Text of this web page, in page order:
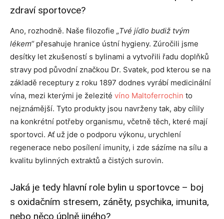
zdraví sportovce?
Ano, rozhodně. Naše filozofie „Tvé jídlo budiž tvým
lékem“přesahuje hranice ústní hygieny. Zúročili jsme
desítky let zkušeností s bylinami a vytvořili řadu doplňků
stravy pod původní značkou Dr. Svatek, pod kterou se na
základě receptury z roku 1897 dodnes vyrábí medicinální
vína, mezi kterými je železité víno Maltoferrochin to
nejznámější. Tyto produkty jsou navrženy tak, aby cílily
na konkrétní potřeby organismu, včetně těch, které mají
sportovci. Ať už jde o podporu výkonu, urychlení
regenerace nebo posílení imunity, i zde sázíme na sílu a
kvalitu bylinných extraktů a čistých surovin.
Jaká je tedy hlavní role bylin u sportovce – boj
s oxidačním stresem, záněty, psychika, imunita,
nebo něco úplně jiného?